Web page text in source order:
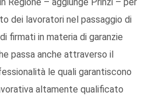
Regione – aggiunge Prinzi – per
dei lavoratori nel passaggio di
firmati in materia di garanzie
passa anche attraverso il
le quali garantiscono
altamente qualificato